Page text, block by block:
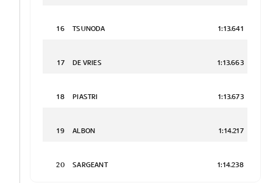
16 TSUNODA 1:13.641
17 DE VRIES 1:13.663
18 PIASTRI 1:13.673
19 ALBON 1:14.217
20 SARGEANT 1:14.238